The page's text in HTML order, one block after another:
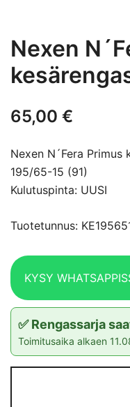
Nexen
65,00 €
Nexen N´Fera Primus
195/65-15 (91)
Kulutuspinta: UUSI
Tuotetunnus:
KYSY
✅ Rengassarja
Toimitusaika alkaen